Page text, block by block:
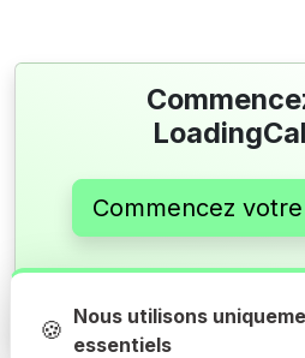
Commencez
Essai gratuit de 14 jours.
requise.
🍪 Nous utilisons
essentiels